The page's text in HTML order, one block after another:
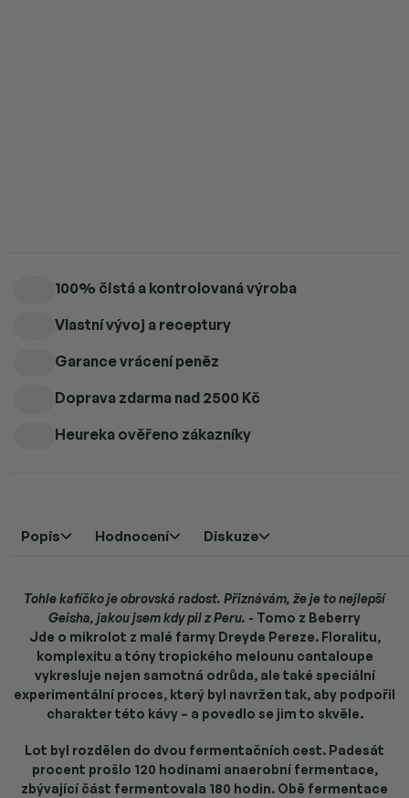
100% čistá a kontrolovaná výroba
Vlastní vývoj a receptury
Garance vrácení peněz
Doprava zdarma nad 2500 Kč
Heureka ověřeno zákazníky
Popis Hodnocení Diskuze
Tohle kafíčko je obrovská radost. Přiznávám, že je to nejlepší
Geisha, jakou jsem kdy pil z Peru. - Tomo z Beberry
Jde o mikrolot z malé farmy Dreyde Pereze. Floralitu,
komplexitu a tóny tropického melounu cantaloupe
vykresluje nejen samotná odrůda, ale také speciální
experimentální proces, který byl navržen tak, aby podpořil
charakter této kávy – a povedlo se jim to skvěle.
Lot byl rozdělen do dvou fermentačních cest. Padesát
procent prošlo 120 hodinami anaerobní fermentace,
zbývající část fermentovala 180 hodin. Obě fermentace